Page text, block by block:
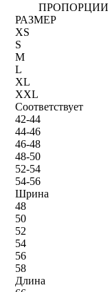
ПРОПОРЦИИ
РАЗМЕР
XS
S
M
L
XL
XXL
Соответствует
42-44
44-46
46-48
48-50
52-54
54-56
Шрина
48
50
52
54
56
58
Длина